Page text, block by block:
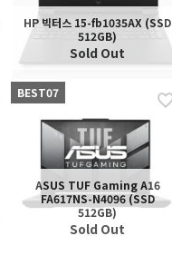
HP 빅터스 15-fb1035AX (SSD
512GB)
Sold Out
BEST07
ASUS TUF Gaming A16
FA617NS-N4096 (SSD
512GB)
Sold Out